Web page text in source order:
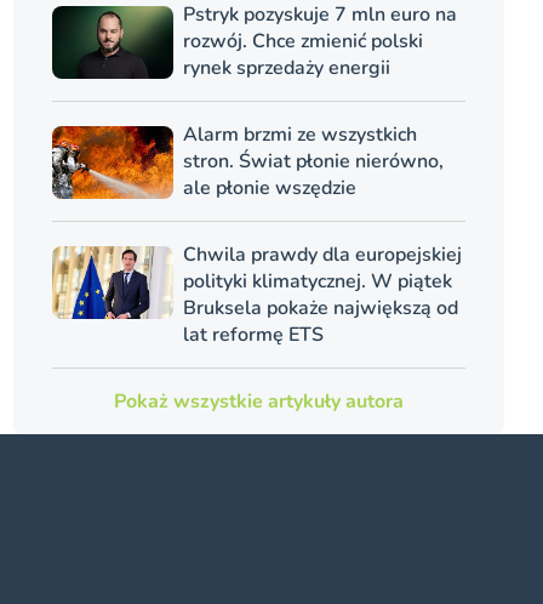
Pstryk pozyskuje 7 mln euro na
rozwój. Chce zmienić polski
rynek sprzedaży energii
Alarm brzmi ze wszystkich
stron. Świat płonie nierówno,
ale płonie wszędzie
Chwila prawdy dla europejskiej
polityki klimatycznej. W piątek
Bruksela pokaże największą od
lat reformę ETS
Pokaż wszystkie artykuły autora